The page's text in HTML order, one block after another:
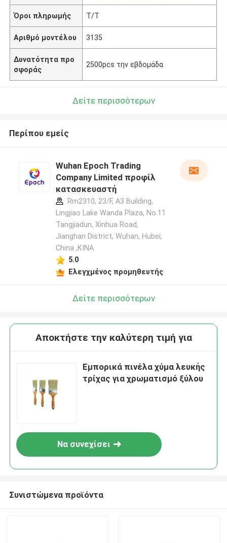
Όροι πληρωμής T/T
Αριθμό μοντέλου 3135
Δυνατότητα προ
σφοράς
2500pcs την εβδομάδα
Δείτε περισσότερων
Περίπου εμείς
Wuhan Epoch Trading
Company Limited προφίλ
κατασκευαστή
Rm2310, 23/F, A3 Building,
Lingjiao Lake Wanda Plaza, No.11
Tangjiadun, Xinhua Road,
Jianghan District, Wuhan, Hubei,
China ,ΚΙΝΑ
5.0
Ελεγχμένος προμηθευτής
Δείτε περισσότερων
Αποκτήστε την καλύτερη τιμή για
Εμπορικά πινέλα χύμα λευκής
τρίχας για χρωματισμό ξύλου
Να συνεχίσει
Συνιστώμενα προϊόντα